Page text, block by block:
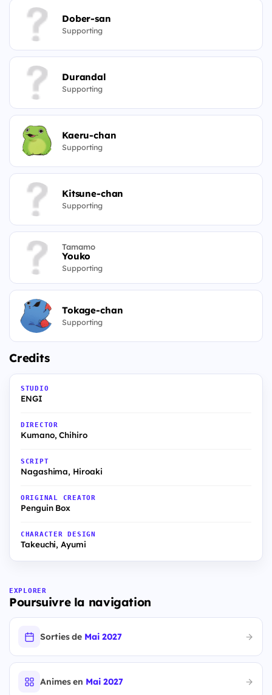
Dober-san
Supporting
Durandal
Supporting
Kaeru-chan
Supporting
Kitsune-chan
Supporting
Tamamo
Youko
Supporting
Tokage-chan
Supporting
Credits
STUDIO
ENGI
DIRECTOR
Kumano, Chihiro
SCRIPT
Nagashima, Hiroaki
ORIGINAL CREATOR
Penguin Box
CHARACTER DESIGN
Takeuchi, Ayumi
EXPLORER
Poursuivre la navigation
Sorties de Mai 2027
Animes en Mai 2027